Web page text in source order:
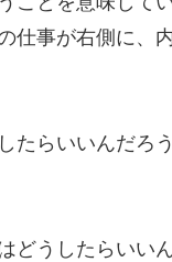
仕事が右側に、
たらいいんだろう
どうしたらいい